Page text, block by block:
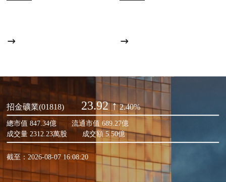
招金礦業(01818) 23.92 ↑ 2.40%
總市值 847.34億
流通市值 689.27億
成交量 2312.23萬股
成交額 5.50億
截至：2026-08-07 16:08:20